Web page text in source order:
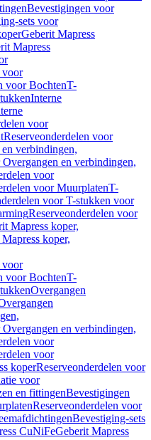
Bevestigingen voor
sets voor
Geberit Mapress
Mapress
voor
voor BochtenT-
Interne
voor
Reserveonderdelen voor
verbindingen,
en verbindingen,
voor
voor MuurplatenT-
voor T-stukken voor
Reserveonderdelen voor
Mapress koper,
koper,
voor
voor BochtenT-
Overgangen
en verbindingen,
voor
voor
koperReserveonderdelen voor
voor
en fittingenBevestigingen
Reserveonderdelen voor
Bevestiging-sets
CuNiFeGeberit Mapress